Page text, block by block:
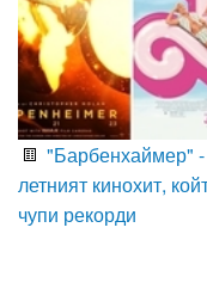
"Барбенхаймер" -
летният кинохит,
чупи рекорди